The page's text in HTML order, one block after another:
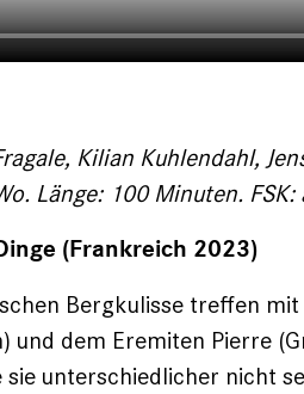
Kilian Kuhlendahl,
Länge: 100 Minuten. FSK:
(Frankreich 2023)
Bergkulisse treffen
und dem Eremiten Pierre
sie unterschiedlicher nicht